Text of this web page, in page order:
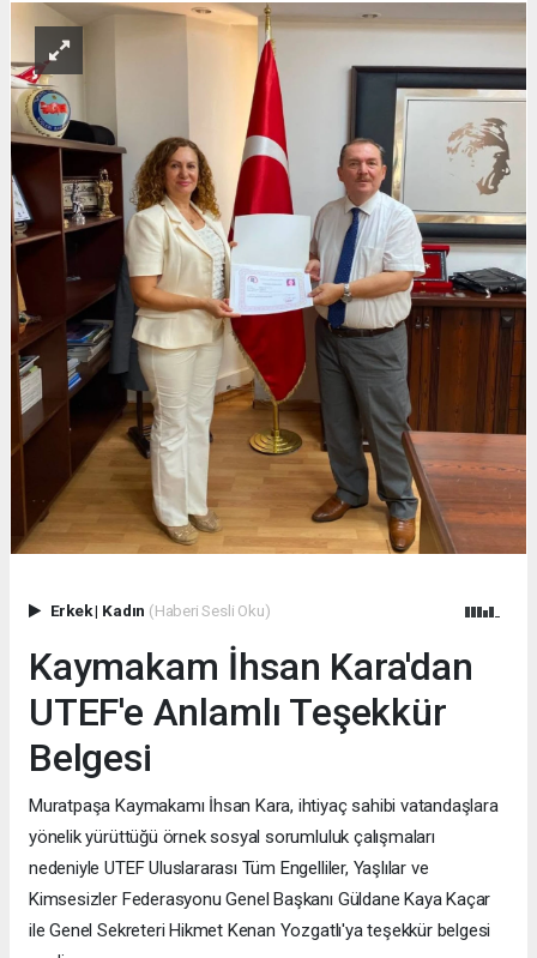
Erkek| Kadın (Haberi Sesli Oku)
Kaymakam İhsan Kara'dan
UTEF'e Anlamlı Teşekkür
Belgesi
Muratpaşa Kaymakamı İhsan Kara, ihtiyaç sahibi vatandaşlara
yönelik yürüttüğü örnek sosyal sorumluluk çalışmaları
nedeniyle UTEF Uluslararası Tüm Engelliler, Yaşlılar ve
Kimsesizler Federasyonu Genel Başkanı Güldane Kaya Kaçar
ile Genel Sekreteri Hikmet Kenan Yozgatlı'ya teşekkür belgesi